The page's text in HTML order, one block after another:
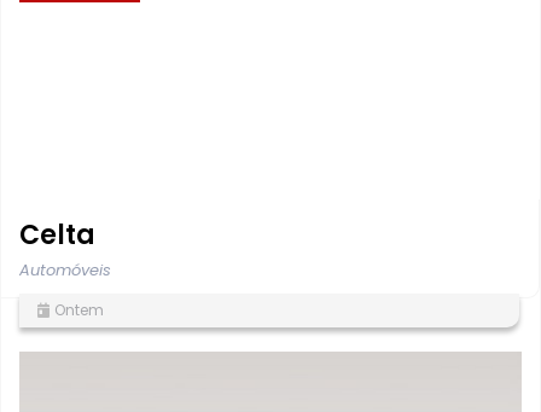
Celta
Automóveis
Ontem